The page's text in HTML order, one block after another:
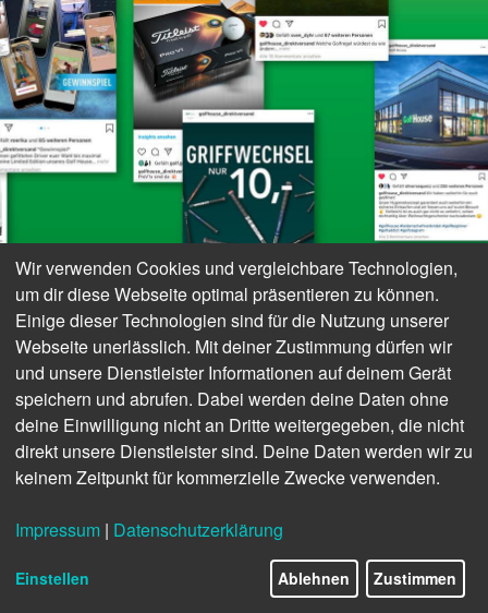
WERDE TEIL DER
COMMUNITY!
News aus der Golfwelt und alle Themen rund um Golf House.
auf dem neuesten Stand.
Wir verwenden Cookies und vergleichbare Technologien,
um dir diese Webseite optimal präsentieren zu können.
Einige dieser Technologien sind für die Nutzung unserer
Webseite unerlässlich. Mit deiner Zustimmung dürfen wir
und unsere Dienstleister Informationen auf deinem Gerät
speichern und abrufen. Dabei werden deine Daten ohne
deine Einwilligung nicht an Dritte weitergegeben, die nicht
direkt unsere Dienstleister sind. Deine Daten werden wir zu
keinem Zeitpunkt für kommerzielle Zwecke verwenden.
Impressum | Datenschutzerklärung
Einstellen Ablehnen Zustimmen